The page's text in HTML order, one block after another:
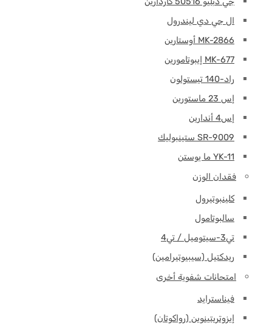
ال جي دي ليندرول
MK-2866 أوستارين
MK-677 إيبوتامورين
راد-140 تيستولون
إس 23 ماستورين
إس4 أندارين
SR-9009 ستينبوليك
YK-11 ما يوستن
فقدان الوزن
كلينبوتيرول
سالبوتامول
تي3-سيتوميل / تي4
ريدكتيل (سيبيوتيرامين)
امتحانات شفوية أخرى
فيناسترايد
إيزوتريتينوين (رواكوتان)